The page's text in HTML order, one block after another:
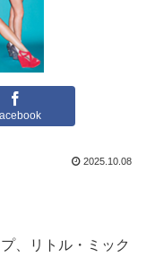
2025.10.08
、リトル・ミック